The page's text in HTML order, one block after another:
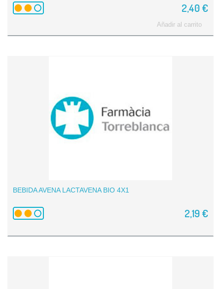
2,40 €
Añadir al carrito
BEBIDA AVENA LACTAVENA BIO 4X1
2,19 €